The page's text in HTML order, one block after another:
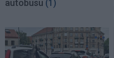
autobusu (1)